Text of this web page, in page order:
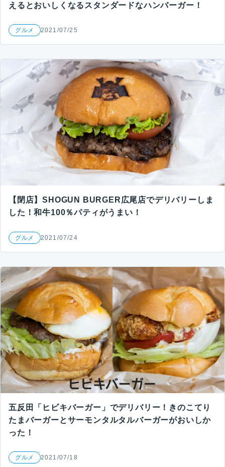
えるとおいしくなるスタンダードなハンバーガー！
グルメ 2021/07/25
【閉店】SHOGUN BURGER広尾店でデリバリーしま
した！和牛100％パティがうまい！
グルメ 2021/07/24
五反田「ヒビキバーガー」でデリバリー！きのこてり
たまバーガーとサーモンタルタルバーガーがおいしか
った！
グルメ 2021/07/18